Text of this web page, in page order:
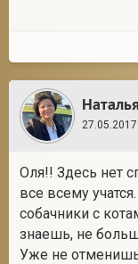
Оля!! Здесь нет
все всему
собачники с
знаешь, не
Уже не